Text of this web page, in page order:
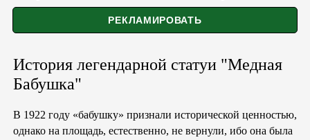
История легендарной статуи "Медная
Бабушка"
В 1922 году «бабушку» признали исторической ценностью,
однако на площадь, естественно, не вернули, ибо она была